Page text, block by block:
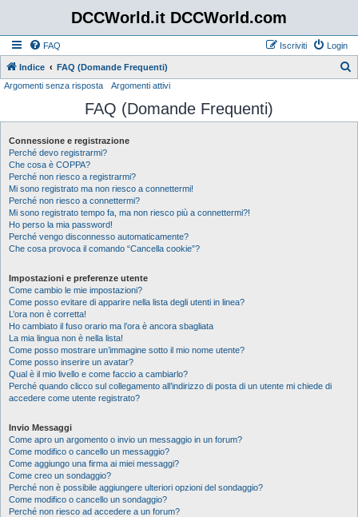
DCCWorld.it DCCWorld.com
FAQ Login
Iscriviti
Indice FAQ (Domande Frequenti)
c
Argomenti senza risposta Argomenti attivi
FAQ (Domande Frequenti)
Connessione e registrazione
Perché devo registrarmi?
Che cosa è COPPA?
Perché non riesco a registrarmi?
Mi sono registrato ma non riesco a connettermi!
Perché non riesco a connettermi?
Mi sono registrato tempo fa, ma non riesco più a connettermi?!
Ho perso la mia password!
Perché vengo disconnesso automaticamente?
Che cosa provoca il comando “Cancella cookie”?
Impostazioni e preferenze utente
Come cambio le mie impostazioni?
Come posso evitare di apparire nella lista degli utenti in linea?
L’ora non è corretta!
Ho cambiato il fuso orario ma l’ora è ancora sbagliata
La mia lingua non è nella lista!
Come posso mostrare un’immagine sotto il mio nome utente?
Come posso inserire un avatar?
Qual è il mio livello e come faccio a cambiarlo?
Perché quando clicco sul collegamento all’indirizzo di posta di un utente mi chiede di
accedere come utente registrato?
Invio Messaggi
Come apro un argomento o invio un messaggio in un forum?
Come modifico o cancello un messaggio?
Come aggiungo una firma ai miei messaggi?
Come creo un sondaggio?
Perché non è possibile aggiungere ulteriori opzioni del sondaggio?
Come modifico o cancello un sondaggio?
Perché non riesco ad accedere a un forum?